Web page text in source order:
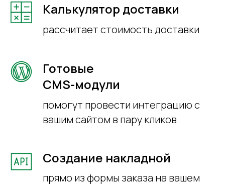
Калькулятор доставки
рассчитает стоимость доставки
Готовые
СMS-модули
помогут провести интеграцию с
вашим сайтом в пару кликов
Создание накладной
прямо из формы заказа на вашем